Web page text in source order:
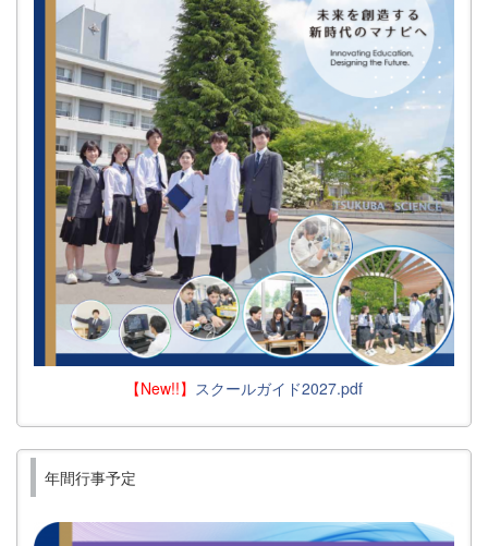
【New!!】 スクールガイド2027.pdf
年間行事予定